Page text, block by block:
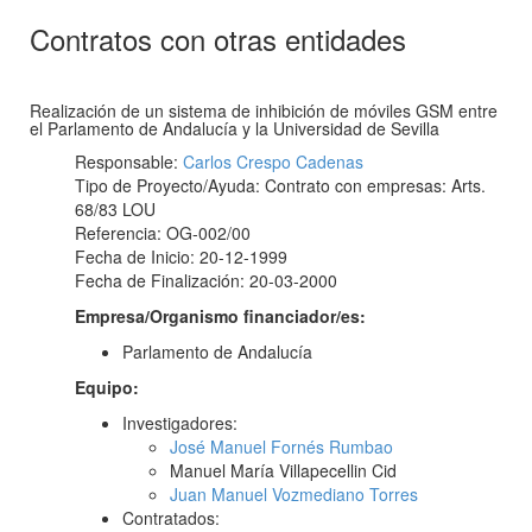
Contratos con otras entidades
Realización de un sistema de inhibición de móviles GSM entre
el Parlamento de Andalucía y la Universidad de Sevilla
Responsable: Carlos Crespo Cadenas
Tipo de Proyecto/Ayuda: Contrato con empresas: Arts.
68/83 LOU
Referencia: OG-002/00
Fecha de Inicio: 20-12-1999
Fecha de Finalización: 20-03-2000
Empresa/Organismo financiador/es:
Parlamento de Andalucía
Equipo:
Investigadores:
José Manuel Fornés Rumbao
Manuel María Villapecellin Cid
Juan Manuel Vozmediano Torres
Contratados: